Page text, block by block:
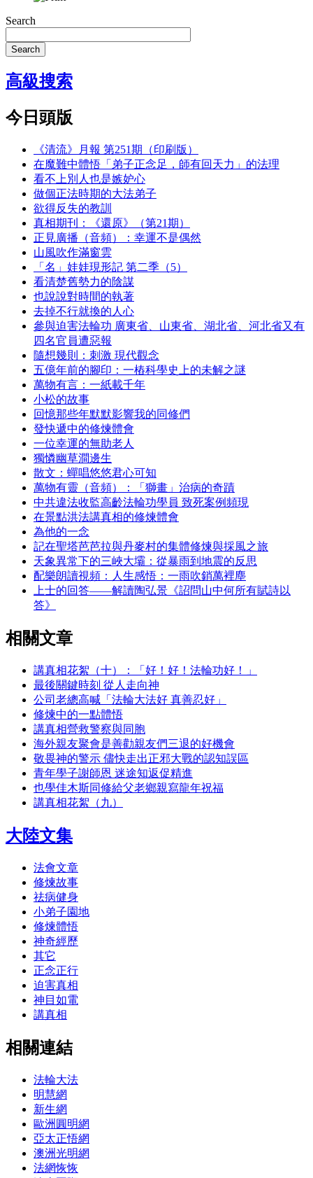
Search
Search
高級搜索
今日頭版
《清流》月報 第251期（印刷版）
在魔難中體悟「弟子正念足，師有回天力」的法理
看不上別人也是嫉妒心
做個正法時期的大法弟子
欲得反失的教訓
真相期刊：《還原》（第21期）
正見廣播（音頻）：幸運不是偶然
山風吹作滿窗雲
「名」娃娃現形記 第二季（5）
看清楚舊勢力的陰謀
也說說對時間的執著
去掉不行就換的人心
參與迫害法輪功 廣東省、山東省、湖北省、河北省又有
四名官員遭惡報
隨想幾則：刺激 現代觀念
五億年前的腳印：一樁科學史上的未解之謎
萬物有言：一紙載千年
小松的故事
回憶那些年默默影響我的同修們
發快遞中的修煉體會
一位幸運的無助老人
獨憐幽草澗邊生
散文：蟬唱悠悠君心可知
萬物有靈（音頻）：「獅畫」治病的奇蹟
中共違法收監高齡法輪功學員 致死案例頻現
在景點洪法講真相的修煉體會
為他的一念
記在聖塔芭芭拉與丹麥村的集體修煉與採風之旅
天象異常下的三峽大壩：從暴雨到地震的反思
配樂朗讀視頻：人生感悟：一雨吹銷萬裡塵
上士的回答——解讀陶弘景《詔問山中何所有賦詩以
答》
相關文章
講真相花絮（十）：「好！好！法輪功好！」
最後關鍵時刻 從人走向神
公司老總高喊「法輪大法好 真善忍好」
修煉中的一點體悟
講真相營救警察與同胞
海外親友聚會是善勸親友們三退的好機會
敬畏神的警示 儘快走出正邪大戰的認知誤區
青年學子謝師恩 迷途知返促精進
也學佳木斯同修給父老鄉親寫龍年祝福
講真相花絮（九）
大陸文集
法會文章
修煉故事
祛病健身
小弟子園地
修煉體悟
神奇經歷
其它
正念正行
迫害真相
神目如電
講真相
相關連結
法輪大法
明慧網
新生網
歐洲圓明網
亞太正悟網
澳洲光明網
法網恢恢